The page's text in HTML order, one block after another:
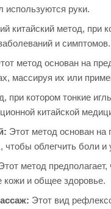
используются руки.
китайский метод, при
и симптомов.
метод основан на
массируя их или
при котором тонкие
китайской
Этот метод основан на
чтобы облегчить боли
метод
кожи и общее здоровье.
Этот вид